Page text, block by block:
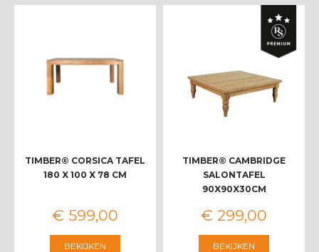
TIMBER® CORSICA TAFEL
180 X 100 X 78 CM
€ 599,00
BEKIJKEN
TIMBER® CAMBRIDGE
SALONTAFEL
90X90X30CM
€ 299,00
BEKIJKEN